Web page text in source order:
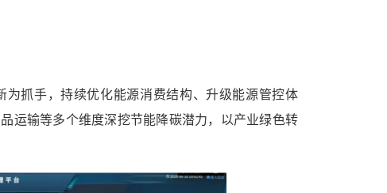
抓手，持续优化能源消费结构、升级能源管控体
运输等多个维度深挖节能降碳潜力，以产业绿色转